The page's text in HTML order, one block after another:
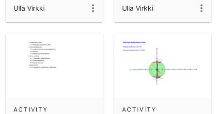
Ulla Virkki Ulla Virkki
ACTIVITY ACTIVITY